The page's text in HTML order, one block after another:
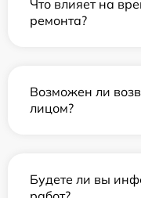
Что влияет на
ремонта?
Возможен ли
лицом?
Будете ли вы